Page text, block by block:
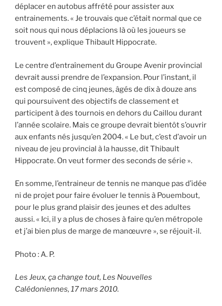
déplacer en autobus affrété pour assister aux
entrainements. « Je trouvais que c’était normal que ce
soit nous qui nous déplacions là où les joueurs se
trouvent », explique Thibault Hippocrate.
Le centre d’entraînement du Groupe Avenir provincial
devrait aussi prendre de l’expansion. Pour l’instant, il
est composé de cinq jeunes, âgés de dix à douze ans
qui poursuivent des objectifs de classement et
participent à des tournois en dehors du Caillou durant
l’année scolaire. Mais ce groupe devrait bientôt s’ouvrir
aux enfants nés jusqu’en 2004. « Le but, c’est d’avoir un
niveau de jeu provincial à la hausse, dit Thibault
Hippocrate. On veut former des seconds de série ».
En somme, l’entraineur de tennis ne manque pas d’idée
ni de projet pour faire évoluer le tennis à Pouembout,
pour le plus grand plaisir des jeunes et des adultes
aussi. « Ici, il y a plus de choses à faire qu’en métropole
et j’ai bien plus de marge de manœuvre », se réjouit-il.
Photo : A. P.
Les Jeux, ça change tout, Les Nouvelles
Calédoniennes, 17 mars 2010.